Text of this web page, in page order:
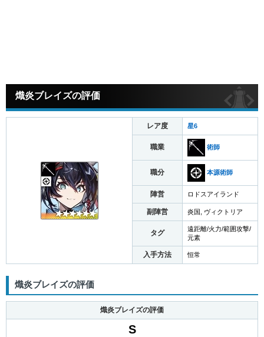
熾炎ブレイズの評価
レア度 星6
職業 術師
職分 本源術師
陣営 ロドスアイランド
副陣営 炎国, ヴィクトリア
タグ
遠距離/火力/範囲攻撃/
元素
入手方法 恒常
熾炎ブレイズの評価
熾炎ブレイズの評価
S